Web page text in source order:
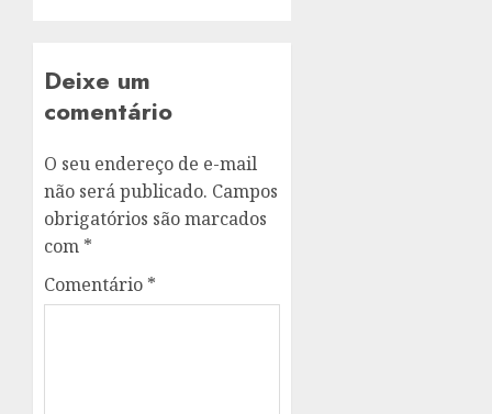
Deixe um
comentário
O seu endereço de e-mail
não será publicado. Campos
obrigatórios são marcados
com *
Comentário *